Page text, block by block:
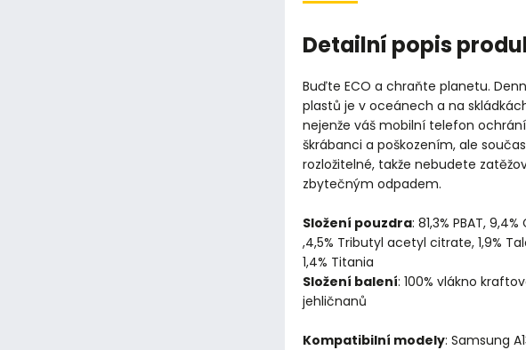
Detailní popis
Buďte ECO a chraňte planetu.
plastů je v oceánech a na
nejenže váš mobilní telefon
škrábanci a poškozením, ale
rozložitelné, takže nebudete
zbytečným odpadem.
Složení pouzdra: 81,3% PBAT,
,4,5% Tributyl acetyl citrate, 1,9%
1,4% Titania
Složení balení: 100% vlákno
jehličnanů
Kompatibilní modely: Samsung